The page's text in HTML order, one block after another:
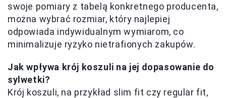
swoje pomiary z tabelą konkretnego producenta,
można wybrać rozmiar, który najlepiej
odpowiada indywidualnym wymiarom, co
minimalizuje ryzyko nietrafionych zakupów.
Jak wpływa krój koszuli na jej dopasowanie do
sylwetki?
Krój koszuli, na przykład slim fit czy regular fit,